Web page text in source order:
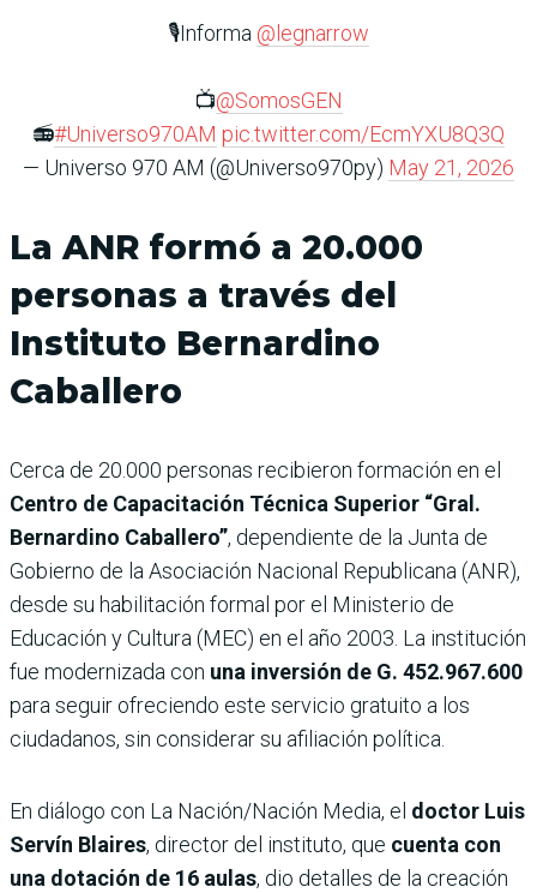
🎙️Informa @legnarrow
📺@SomosGEN
📻#Universo970AM pic.twitter.com/EcmYXU8Q3Q
— Universo 970 AM (@Universo970py) May 21, 2026
La ANR formó a 20.000
personas a través del
Instituto Bernardino
Caballero
Cerca de 20.000 personas recibieron formación en el
Centro de Capacitación Técnica Superior “Gral.
Bernardino Caballero”, dependiente de la Junta de
Gobierno de la Asociación Nacional Republicana (ANR),
desde su habilitación formal por el Ministerio de
Educación y Cultura (MEC) en el año 2003. La institución
fue modernizada con una inversión de G. 452.967.600
para seguir ofreciendo este servicio gratuito a los
ciudadanos, sin considerar su afiliación política.
En diálogo con La Nación/Nación Media, el doctor Luis
Servín Blaires, director del instituto, que cuenta con
una dotación de 16 aulas, dio detalles de la creación